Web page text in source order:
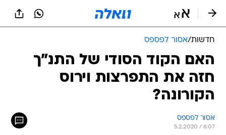
חדשות/אסור לפספס
האם הקוד הסודי של התנ"ך
חזה את התפרצות וירוס
הקורונה?
אסור לפספס
5.2.2020 / 6:07